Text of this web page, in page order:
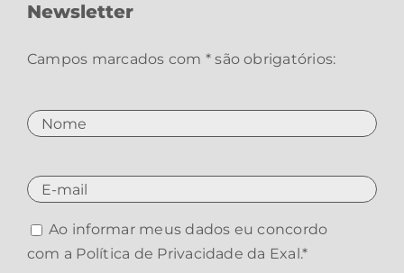
Newsletter
Campos marcados com * são obrigatórios:
Ao informar meus dados eu concordo
com a Política de Privacidade da Exal.*